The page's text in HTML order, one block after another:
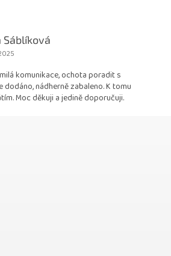
Sáblíková
obchodu je 5 z 5 hvězdiček.
komunikace, ochota poradit s
dodáno, nádherně zabaleno. K tomu
Moc děkuji a jedině doporučuji.